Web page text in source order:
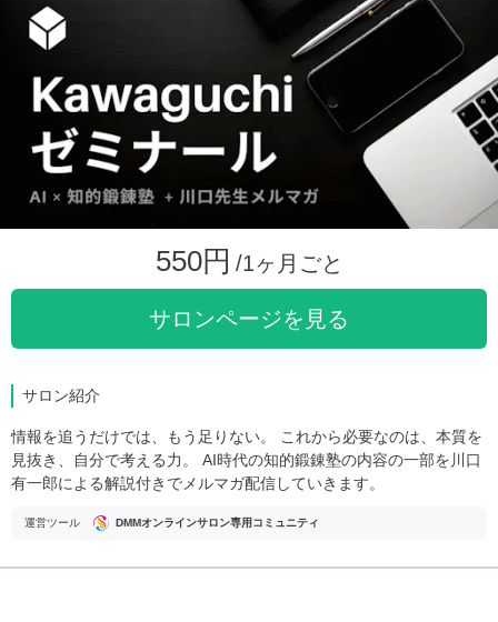
550円 /1ヶ月ごと
サロンページを見る
サロン紹介
情報を追うだけでは、もう足りない。 これから必要なのは、本質を
見抜き、自分で考える力。 AI時代の知的鍛錬塾の内容の一部を川口
有一郎による解説付きでメルマガ配信していきます。
運営ツール DMMオンラインサロン専用コミュニティ